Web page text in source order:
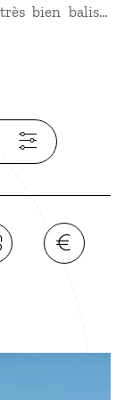
bien balisés,
de Mariposa